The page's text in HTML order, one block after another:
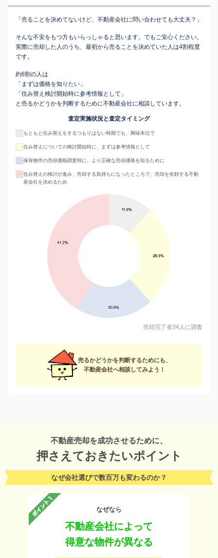
「売ることを決めてないけど、不動産会社に問い合わせても大丈夫？」
そんな不安をもつ方もいらっしゃると思います。でもご安心ください。
実際に売却した人のうち、最初から売ることを決めていた人は4割程度
です。
約6割の人は
「まずは価格を知りたい」
「住み替え検討開始時に参考情報として」
と売るかどうかを判断するために不動産会社に相談しています。
査定実施状況と査定タイミング
もともと住み替えをするつもりはない時期でも、興味本位で
住み替えについての検討開始時に、まずは参考情報として
保有物件の売却価格調査時に、より正確な売却価格を知るために
住み替えの検討が進み、売却する気持ちになったところで、売却を依頼する不動
産会社を決めるため
売却完了者34人に調査
売るかどうかを判断するためにも、
不動産会社へ相談してみよう！
不動産売却を成功させるために、
押さえておきたいポイント
なぜ会社選びで数百万も変わるのか？
なぜなら
不動産会社によって
得意な物件が異なる